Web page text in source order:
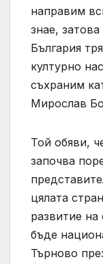
направим
знае,
България
културно
съхраним
Мирослав
Той обяви,
започва
цялата
развитие
бъде
Търново